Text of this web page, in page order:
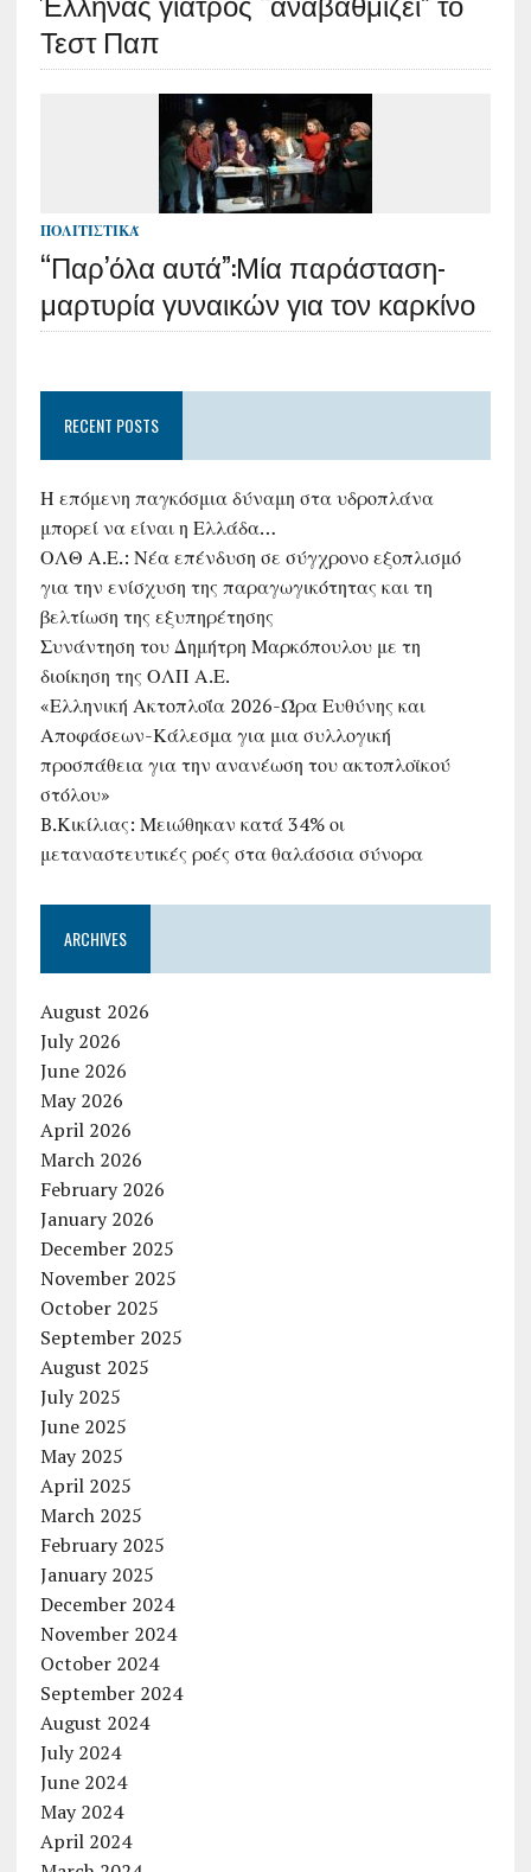
Τεστ Παπ
ΠΟΛΙΤΙΣΤΙΚΆ
“Παρ’όλα αυτά”:Μία παράσταση-
μαρτυρία γυναικών για τον καρκίνο
RECENT POSTS
Η επόμενη παγκόσμια δύναμη στα υδροπλάνα
μπορεί να είναι η Ελλάδα…
ΟΛΘ Α.Ε.: Νέα επένδυση σε σύγχρονο εξοπλισμό
για την ενίσχυση της παραγωγικότητας και τη
βελτίωση της εξυπηρέτησης
Συνάντηση του Δημήτρη Μαρκόπουλου με τη
διοίκηση της ΟΛΠ Α.Ε.
«Ελληνική Ακτοπλοΐα 2026-Ώρα Ευθύνης και
Αποφάσεων-Κάλεσμα για μια συλλογική
προσπάθεια για την ανανέωση του ακτοπλοϊκού
στόλου»
B.Κικίλιας: Μειώθηκαν κατά 34% οι
μεταναστευτικές ροές στα θαλάσσια σύνορα
ARCHIVES
August 2026
July 2026
June 2026
May 2026
April 2026
March 2026
February 2026
January 2026
December 2025
November 2025
October 2025
September 2025
August 2025
July 2025
June 2025
May 2025
April 2025
March 2025
February 2025
January 2025
December 2024
November 2024
October 2024
September 2024
August 2024
July 2024
June 2024
May 2024
April 2024